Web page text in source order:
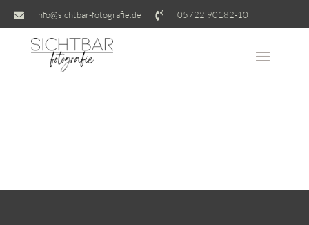
 info@sichtbar-fotografie.de  05722 90182-10